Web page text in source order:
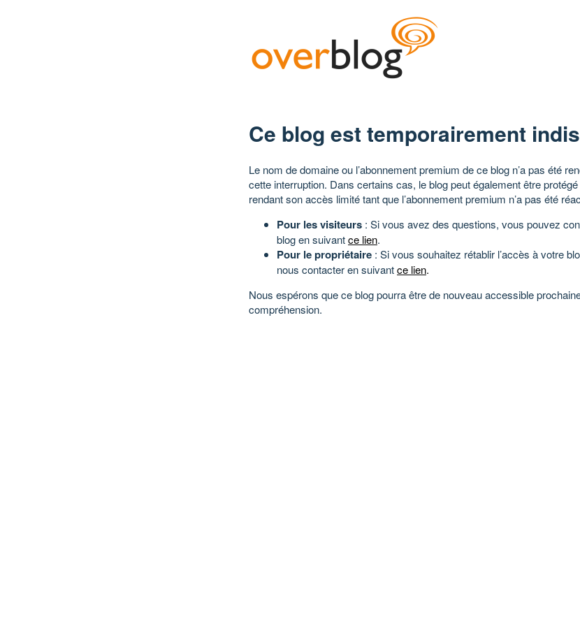
Ce blog est temporairement
Le nom de domaine ou l’abonnement premium de ce blog n’a pas été
cette interruption. Dans certains cas, le blog peut également être
rendant son accès limité tant que l’abonnement premium n’a pas été
Pour les visiteurs : Si vous avez des questions, vous pouvez
blog en suivantce lien.
Pour le propriétaire : Si vous souhaitez rétablir l’accès à votre
nous contacter en suivantce lien.
Nous espérons que ce blog pourra être de nouveau accessible
compréhension.